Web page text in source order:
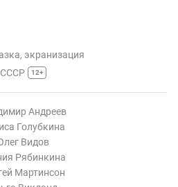
экранизация
СССР
12+
Андреев
Голубкина
Видов
Рябинкина
Мартинсон